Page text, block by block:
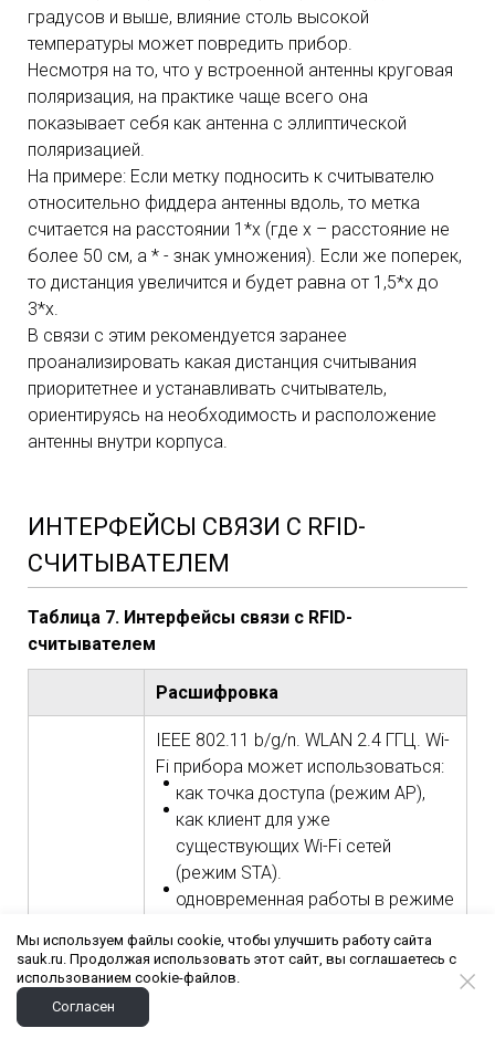
градусов и выше, влияние столь высокой
температуры может повредить прибор.
Несмотря на то, что у встроенной антенны круговая
поляризация, на практике чаще всего она
показывает себя как антенна с эллиптической
поляризацией.
На примере: Если метку подносить к считывателю
относительно фиддера антенны вдоль, то метка
считается на расстоянии 1*х (где х – расстояние не
более 50 см, а * - знак умножения). Если же поперек,
то дистанция увеличится и будет равна от 1,5*х до
3*х.
В связи с этим рекомендуется заранее
проанализировать какая дистанция считывания
приоритетнее и устанавливать считыватель,
ориентируясь на необходимость и расположение
антенны внутри корпуса.
ИНТЕРФЕЙСЫ СВЯЗИ С RFID-
СЧИТЫВАТЕЛЕМ
Таблица 7. Интерфейсы связи с RFID-
считывателем
Расшифровка
IEEE 802.11 b/g/n. WLAN 2.4 ГГЦ. Wi-
Fi прибора может использоваться:
как точка доступа (режим AP),
как клиент для уже
существующих Wi-Fi сетей
(режим STA).
одновременная работы в режиме
Ethernet 10/100 Mbit для
Мы используем файлы cookie, чтобы улучшить работу сайта
sauk.ru. Продолжая использовать этот сайт, вы соглашаетесь с
использованием cookie-файлов.
Согласен